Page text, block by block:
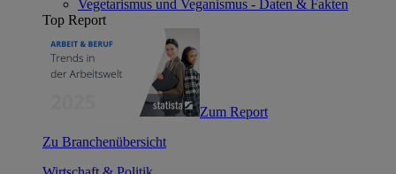
Vegetarismus und Veganismus - Daten & Fakten
Top Report
Zum Report
Zu Branchenübersicht